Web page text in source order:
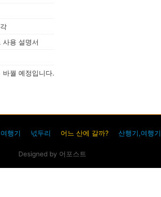
사용 설명서
바꿜 예정입니다.
여행기 넋두리 어느 산에 갈까? 산행기,여행
Designed by 어포스트